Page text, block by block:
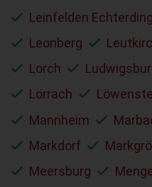
Leinfelden
Leonberg
Lorch
Lörrach
Mannheim
Markdorf
Meersburg